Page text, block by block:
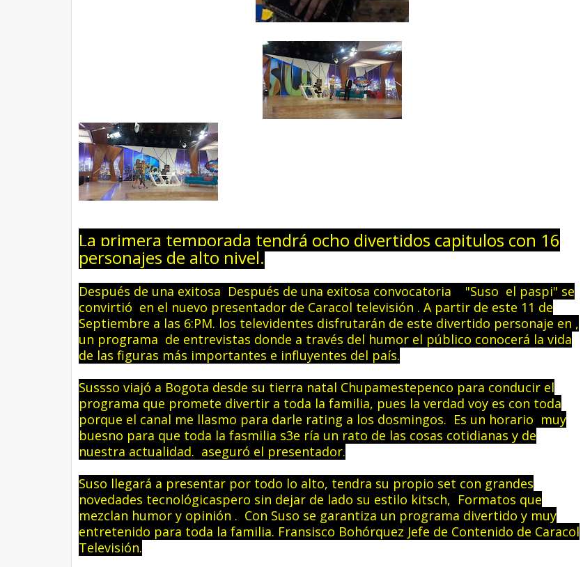
La primera temporada tendrá ocho divertidos capitulos con 16
personajes de alto nivel.
Después de una exitosa Después de una exitosa convocatoria "Suso el paspi" se
convirtió en el nuevo presentador de Caracol televisión . A partir de este 11 de
Septiembre a las 6:PM. los televidentes disfrutarán de este divertido personaje en ,
un programa de entrevistas donde a través del humor el público conocerá la vida
de las figuras más importantes e influyentes del país.
Sussso viajó a Bogota desde su tierra natal Chupamestepenco para conducir el
programa que promete divertir a toda la familia, pues la verdad voy es con toda
porque el canal me llasmo para darle rating a los dosmingos. Es un horario muy
buesno para que toda la fasmilia s3e ría un rato de las cosas cotidianas y de
nuestra actualidad. aseguró el presentador.
Suso llegará a presentar por todo lo alto, tendra su propio set con grandes
novedades tecnológicaspero sin dejar de lado su estilo kitsch, Formatos que
mezclan humor y opinión . Con Suso se garantiza un programa divertido y muy
entretenido para toda la familia. Fransisco Bohórquez Jefe de Contenido de Caracol
Televisión.